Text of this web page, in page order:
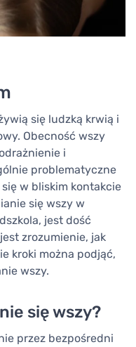
się ludzką krwią i
Obecność wszy
i
problematyczne
w bliskim kontakcie
się wszy w
jest dość
zrozumienie, jak
kroki można podjąć,
wszy.
się wszy?
przez bezpośredni